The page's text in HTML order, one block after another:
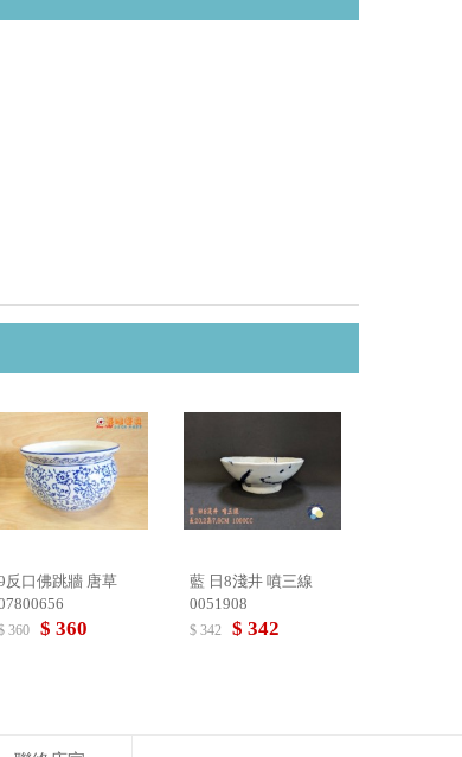
反口佛跳牆 唐草
360 $ 360
藍 日8淺井 噴三線
0051908
$ 342 $ 342